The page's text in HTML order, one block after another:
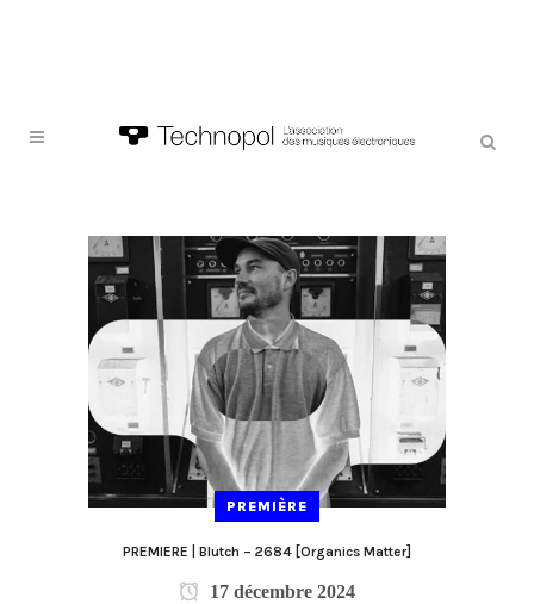
PREMIÈRE
PREMIERE | Blutch – 2684 [Organics Matter]
17 décembre 2024